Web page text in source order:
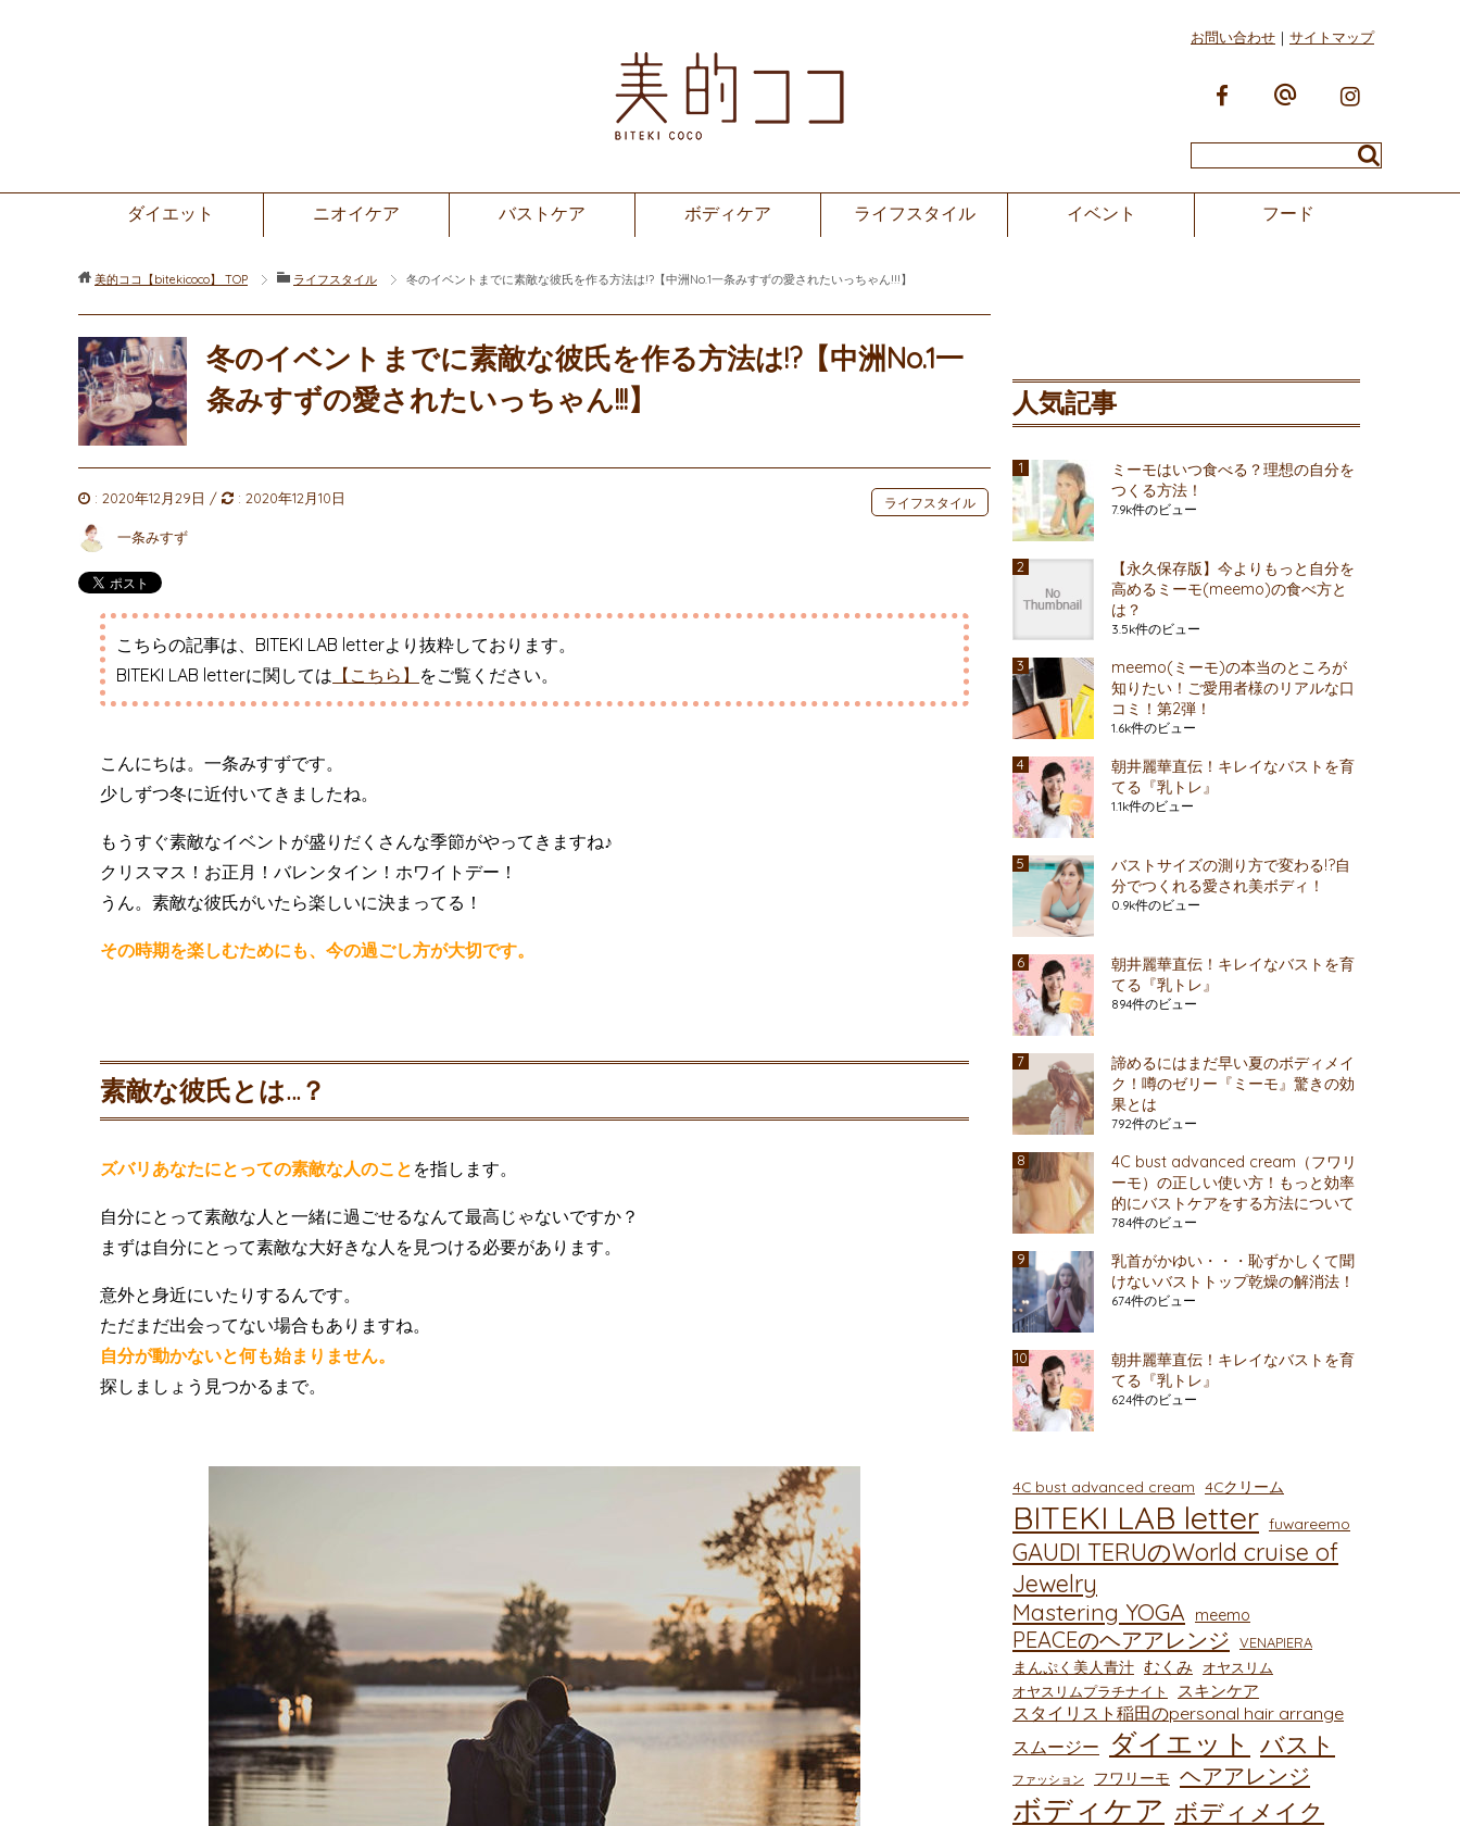
お問い合わせ サイトマップ
ダイエット ニオイケア バストケア ボディケア ライフスタイル イベント フード
美的ココ【bitekicoco】 TOP ライフスタイル 冬のイベントまでに素敵な彼氏を作る方法は!?【中洲No.1一条みすずの愛されたいっちゃん!!!】
冬のイベントまでに素敵な彼氏を作る方法は!?【中洲No.1一
条みすずの愛されたいっちゃん!!!】
: 2020年12月29日 / : 2020年12月10日 ライフスタイル
一条みすず
こちらの記事は、BITEKI LAB letterより抜粋しております。
BITEKI LAB letterに関しては 【こちら】 をご覧ください。
こんにちは。一条みすずです。
少しずつ冬に近付いてきましたね。
もうすぐ素敵なイベントが盛りだくさんな季節がやってきますね♪
クリスマス！お正月！バレンタイン！ホワイトデー！
うん。素敵な彼氏がいたら楽しいに決まってる！
その時期を楽しむためにも、今の過ごし方が大切です。
素敵な彼氏とは…？
ズバリあなたにとっての素敵な人のこと を指します。
自分にとって素敵な人と一緒に過ごせるなんて最高じゃないですか？
まずは自分にとって素敵な大好きな人を見つける必要があります。
意外と身近にいたりするんです。
ただまだ出会ってない場合もありますね。
自分が動かないと何も始まりません。
探しましょう見つかるまで。
人気記事
ミーモはいつ食べる？理想の自分を
つくる方法！
7.9k件のビュー
【永久保存版】今よりもっと自分を
高めるミーモ(meemo)の食べ方と
は？
3.5k件のビュー
meemo(ミーモ)の本当のところが
知りたい！ご愛用者様のリアルな口
コミ！第2弾！
1.6k件のビュー
朝井麗華直伝！キレイなバストを育
てる『乳トレ』
1.1k件のビュー
バストサイズの測り方で変わる!?自
分でつくれる愛され美ボディ！
0.9k件のビュー
朝井麗華直伝！キレイなバストを育
てる『乳トレ』
894件のビュー
諦めるにはまだ早い夏のボディメイ
ク！噂のゼリー『ミーモ』驚きの効
果とは
792件のビュー
4C bust advanced cream（フワリ
ーモ）の正しい使い方！もっと効率
的にバストケアをする方法について
784件のビュー
乳首がかゆい・・・恥ずかしくて聞
けないバストトップ乾燥の解消法！
674件のビュー
朝井麗華直伝！キレイなバストを育
てる『乳トレ』
624件のビュー
4C bust advanced cream 4Cクリーム
BITEKI LAB letter fuwareemo
GAUDI TERUのWorld cruise of
Jewelry
Mastering YOGA meemo
PEACEのヘアアレンジ VENAPIERA
まんぷく美人青汁 むくみ
オヤスリム
オヤスリムプラチナイト
スキンケア
スタイリスト稲田のpersonal hair arrange
スムージー
ダイエット バスト
ファッション フワリーモ ヘアアレンジ
ボディケア ボディメイク